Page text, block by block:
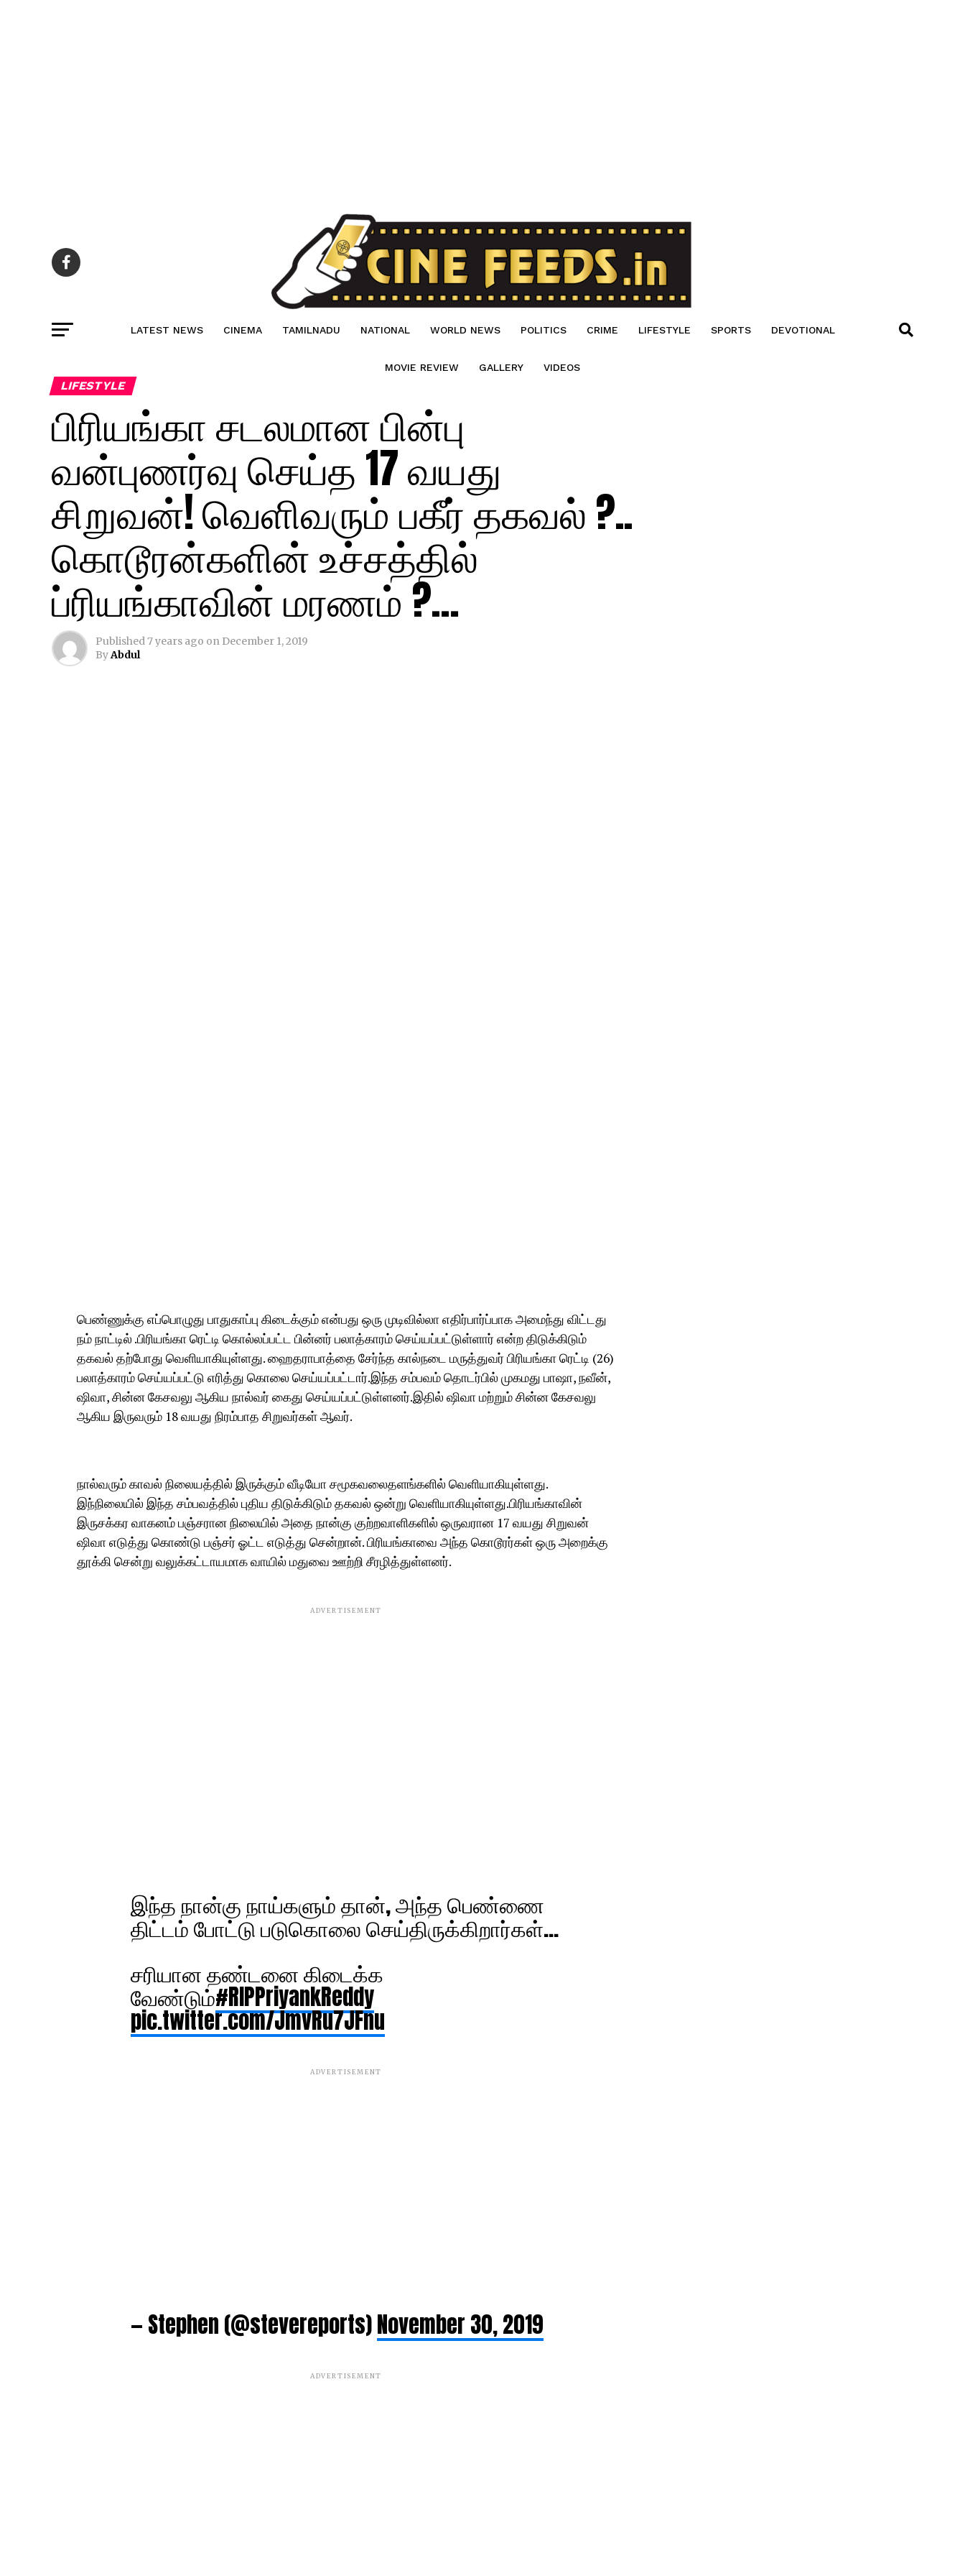
LATEST NEWS CINEMA TAMILNADU NATIONAL WORLD NEWS POLITICS CRIME LIFESTYLE SPORTS DEVOTIONAL
MOVIE REVIEW GALLERY VIDEOS
LIFESTYLE
பிரியங்கா சடலமான பின்பு
வன்புணர்வு செய்த 17 வயது
சிறுவன்! வெளிவரும் பகீர் தகவல் ?..
கொடூரன்களின் உச்சத்தில்
ப்ரியங்காவின் மரணம் ?…
Published7 years ago on December 1, 2019
ByAbdul
பெண்ணுக்கு எப்பொழுது பாதுகாப்பு கிடைக்கும் என்பது ஒரு முடிவில்லா எதிர்பார்ப்பாக அமைந்து விட்டது
நம் நாட்டில் .பிரியங்கா ரெட்டி கொல்லப்பட்ட பின்னர் பலாத்காரம் செய்யப்பட்டுள்ளார் என்ற திடுக்கிடும்
தகவல் தற்போது வெளியாகியுள்ளது. ஹைதராபாத்தை சேர்ந்த கால்நடை மருத்துவர் பிரியங்கா ரெட்டி (26)
பலாத்காரம் செய்யப்பட்டு எரித்து கொலை செய்யப்பட்டார்.இந்த சம்பவம் தொடர்பில் முகமது பாஷா, நவீன்,
ஷிவா, சின்ன கேசவலு ஆகிய நால்வர் கைது செய்யப்பட்டுள்ளனர்.இதில் ஷிவா மற்றும் சின்ன கேசவலு
ஆகிய இருவரும் 18 வயது நிரம்பாத சிறுவர்கள் ஆவர்.
நால்வரும் காவல் நிலையத்தில் இருக்கும் வீடியோ சமூகவலைதளங்களில் வெளியாகியுள்ளது.
இந்நிலையில் இந்த சம்பவத்தில் புதிய திடுக்கிடும் தகவல் ஒன்று வெளியாகியுள்ளது.பிரியங்காவின்
இருசக்கர வாகனம் பஞ்சரான நிலையில் அதை நான்கு குற்றவாளிகளில் ஒருவரான 17 வயது சிறுவன்
ஷிவா எடுத்து கொண்டு பஞ்சர் ஓட்ட எடுத்து சென்றான். பிரியங்காவை அந்த கொடூரர்கள் ஒரு அறைக்கு
தூக்கி சென்று வலுக்கட்டாயமாக வாயில் மதுவை ஊற்றி சீரழித்துள்ளனர்.
ADVERTISEMENT
இந்த நான்கு நாய்களும் தான், அந்த பெண்ணை
திட்டம் போட்டு படுகொலை செய்திருக்கிறார்கள்…
சரியான தண்டனை கிடைக்க
வேண்டும்#RIPPriyankReddy
pic.twitter.com/JmvRu7JFnu
ADVERTISEMENT
— Stephen (@stevereports)November 30, 2019
ADVERTISEMENT